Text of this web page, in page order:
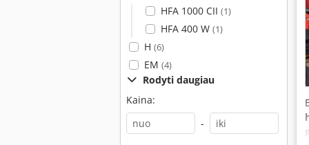
HFA 1000 CII (1)
HFA 400 W (1)
H (6)
EM (4)
Rodyti daugiau
Kaina:
-